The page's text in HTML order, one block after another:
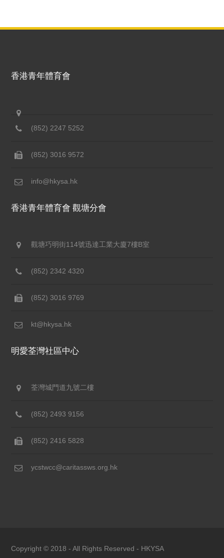
香港青年體育會
(852) 2247 5252
(852) 3016 9572
info@hkysa.hk
香港青年體育會 觀塘分會
觀塘巧明街114號迅達工業大廈7樓B室
(852) 2342 4320
(852) 3016 9769
kt@hkysa.hk
明愛荃灣社區中心
荃灣城門道九號二樓
(852) 2493 9156
(852) 2416 5828
ycstwcc@caritassws.org.hk
Copyright © 2018 - All Rights Reserved - HKYSA